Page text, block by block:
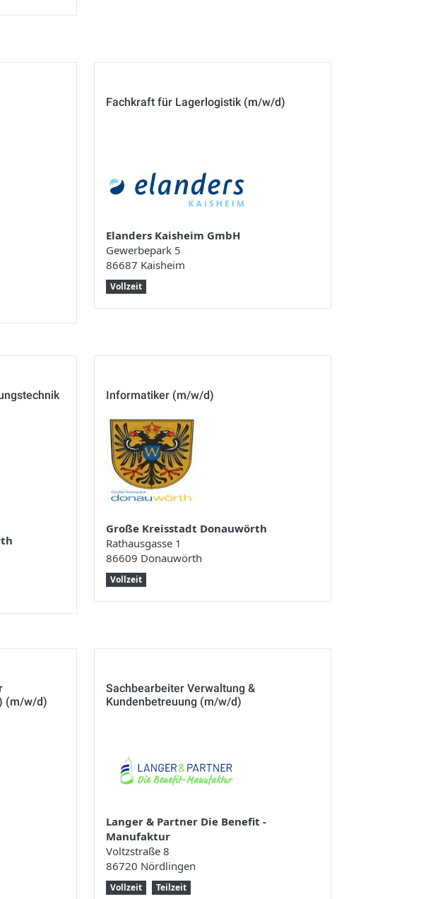
Fachkraft für Lagerlogistik (m/w/d)
Elanders Kaisheim GmbH
Gewerbepark 5
86687 Kaisheim
Vollzeit
Informatiker (m/w/d)
Große Kreisstadt Donauwörth
Rathausgasse 1
86609 Donauwörth
Vollzeit
(m/w/d)
Sachbearbeiter Verwaltung &
Kundenbetreuung (m/w/d)
Langer & Partner Die Benefit -
Manufaktur
Voltzstraße 8
86720 Nördlingen
Vollzeit Teilzeit